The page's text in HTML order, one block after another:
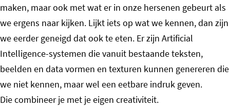
maken, maar ook met wat er in onze hersenen gebeurt als
we ergens naar kijken. Lijkt iets op wat we kennen, dan zijn
we eerder geneigd dat ook te eten. Er zijn Artificial
Intelligence-systemen die vanuit bestaande teksten,
beelden en data vormen en texturen kunnen genereren die
we niet kennen, maar wel een eetbare indruk geven.
Die combineer je met je eigen creativiteit.